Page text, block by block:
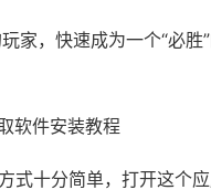
家，快速成为一个“必胜
软件安装教程
式十分简单，打开这个